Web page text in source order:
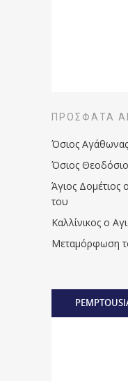
ΠΡΌΣΦΑΤΑ
Όσιος Αγάθωνας
Όσιος
Άγιος Δομέτιος
του
Καλλίνικος ο
Μεταμόρφωση